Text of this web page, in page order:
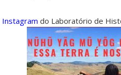
Instagram do Laboratório de